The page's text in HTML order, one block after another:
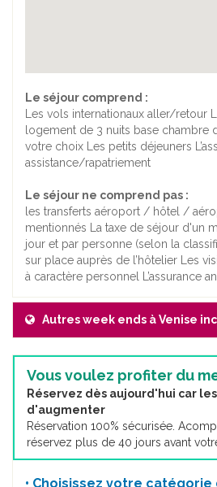
Le séjour comprend :
Les vols internationaux aller/retour
logement de 3 nuits base chambre
votre choix Les petits déjeuners
assistance/rapatriement
Le séjour ne comprend pas :
les transferts aéroport / hôtel /
mentionnés La taxe de séjour d'un
jour et par personne (selon la
sur place auprès de l’hôtelier Les
à caractère personnel L’assurance
Autres week ends à Venise
Vous voulez profiter du
Réservez dès aujourd'hui car
d'augmenter
Réservation 100% sécurisée.
réservez plus de 40 jours avant
• Choisissez votre